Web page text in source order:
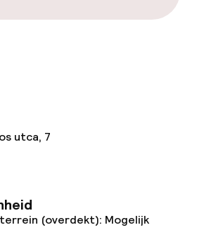
opties
utca, 7
(overdekt): Mogelijk